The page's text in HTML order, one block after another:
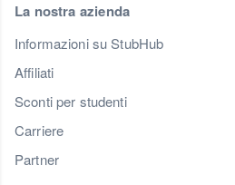
La nostra azienda
Informazioni su StubHub
Affiliati
Sconti per studenti
Carriere
Partner